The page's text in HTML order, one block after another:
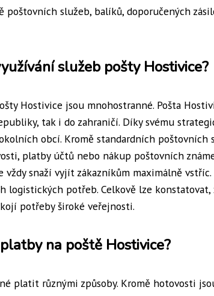
poštovních služeb, balíků, doporučených
služeb pošty Hostivice?
Hostivice jsou mnohostranné. Pošta
tak i do zahraničí. Díky svému
obcí. Kromě standardních
platby účtů nebo nákup poštovních
vždy snaží vyjít zákazníkům maximálně
logistických potřeb. Celkově lze
potřeby široké veřejnosti.
na poště Hostivice?
platit různými způsoby. Kromě hotovosti